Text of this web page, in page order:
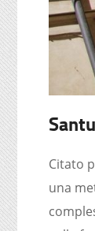
Citato
una